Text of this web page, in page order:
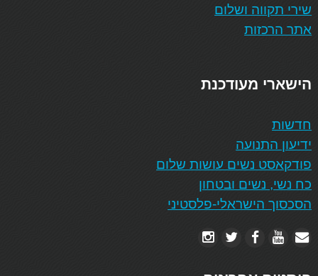
שירי תקווה ושלום
אתר הרכזות
הישארי מעודכנת
חדשות
ידיעון התנועה
פודקאסט נשים עושות שלום
כח נשי, נשים ובטחון
הסכסוך הישראלי-פלסטיני